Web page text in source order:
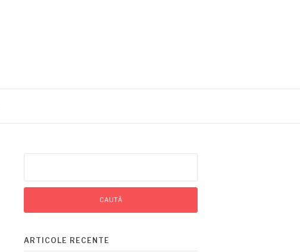
ARTICOLE RECENTE